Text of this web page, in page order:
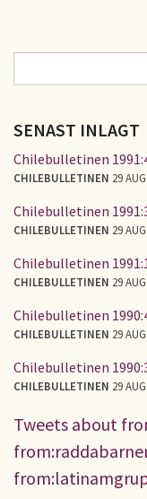
SÖKFORMULÄR
SENAST INLAGT
Chilebulletinen
CHILEBULLETINEN 29 AUG
Chilebulletinen
CHILEBULLETINEN 29 AUG
Chilebulletinen
CHILEBULLETINEN 29 AUG
Chilebulletinen
CHILEBULLETINEN 29 AUG
Chilebulletinen
CHILEBULLETINEN 29 AUG
Tweets about